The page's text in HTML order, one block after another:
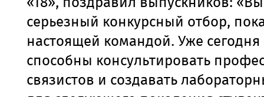
серьезный конкурсный отбор,
настоящей командой. Уже
способны консультировать
связистов и создавать